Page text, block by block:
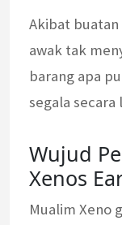
Akibat
awak tak
barang apa
segala secara
Wujud
Xenos
Mualim Xeno